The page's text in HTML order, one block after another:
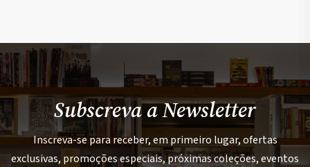
Subscreva a Newsletter
Inscreva-se para receber, em primeiro lugar, ofertas
exclusivas, promoções especiais, próximas coleções, eventos